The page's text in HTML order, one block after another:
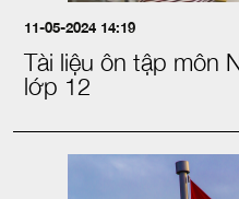
11-05-2024 14:19
Tài liệu ôn tập môn
lớp 12